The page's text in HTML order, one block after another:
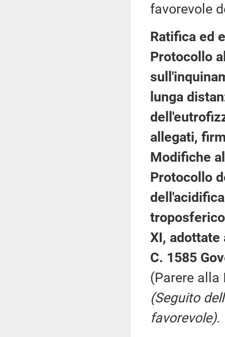
favorevole
Ratifica ed
Protocollo
lunga
allegati,
Modifiche
Protocollo
XI, adottate
C. 1585
(Parere alla
(Seguito
favorevole).